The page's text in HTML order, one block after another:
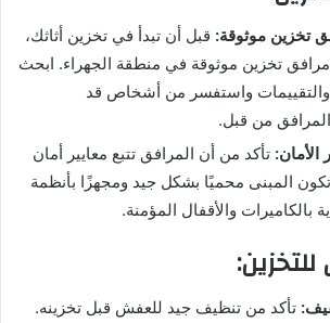
تخزين موثوقة: قبل أن تبدأ في تخزين أثاثك،
تخزين موثوقة في منطقة الجهراء. ابحث
واستفسر من أشخاص قد
من قبل.
تأكد من أن المرافق تتبع معايير أمان
المبنى محميًا بشكل جيد ومجهزًا بأنظمة
بالكاميرات والأقفال المؤمنة.
تأكد من تنظيف جيد للعفش قبل تخزينه.